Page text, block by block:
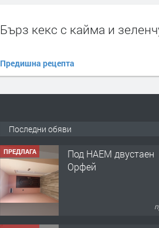
Бърз кекс с кайма и
Предишна рецепта
Последни обяви
ПРЕДЛАГА
Под НАЕМ двустаен
Орфей